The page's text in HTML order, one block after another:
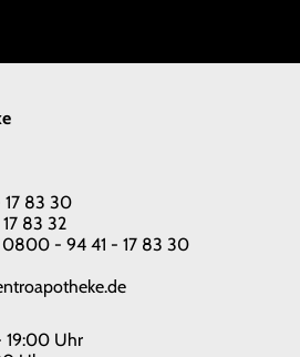
17 83 30
83 32
0800 - 94 41 - 17 83 30
Uhr